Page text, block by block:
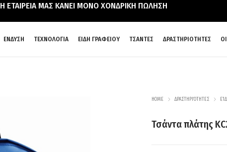
Η ΕΤΑΙΡΕΙΑ ΜΑΣ ΚΑΝΕΙ ΜΟΝΟ ΧΟΝΔΡΙΚΗ ΠΩΛΗΣΗ
ΕΝΔΥΣΗ ΤΕΧΝΟΛΟΓΙΑ ΕΙΔΗ ΓΡΑΦΕΙΟΥ ΤΣΑΝΤΕΣ ΔΡΑΣΤΗΡΙΟΤΗΤΕΣ
HOME ΔΡΑΣΤΗΡΙΌΤΗΤΕΣ
Τσάντα πλάτης